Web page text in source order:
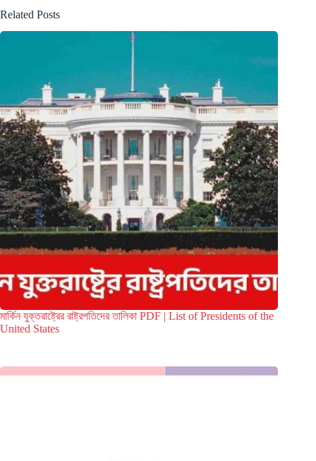
Related Posts
মার্কিন যুক্তরাষ্ট্রের রাষ্ট্রপতিদের তালিকা PDF | List of Presidents of the
United States